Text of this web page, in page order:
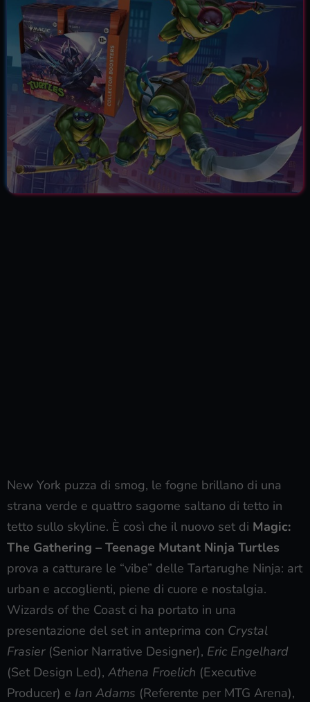
New York puzza di smog, le fogne brillano di una
strana verde e quattro sagome saltano di tetto in
tetto sullo skyline. È così che il nuovo set di Magic:
The Gathering – Teenage Mutant Ninja Turtles
prova a catturare le “vibe” delle Tartarughe Ninja: art
urban e accoglienti, piene di cuore e nostalgia.
Wizards of the Coast ci ha portato in una
presentazione del set in anteprima con Crystal
Frasier(Senior Narrative Designer), Eric Engelhard
(Set Design Led), Athena Froelich (Executive
Producer) e Ian Adams (Referente per MTG Arena),